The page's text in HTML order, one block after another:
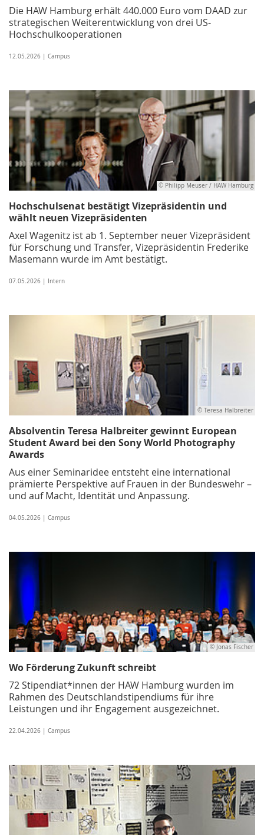
Die HAW Hamburg erhält 440.000 Euro vom DAAD zur
strategischen Weiterentwicklung von drei US-
Hochschulkooperationen
12.05.2026 | Campus
© Philipp Meuser / HAW Hamburg
Hochschulsenat bestätigt Vizepräsidentin und
wählt neuen Vizepräsidenten
Axel Wagenitz ist ab 1. September neuer Vizepräsident
für Forschung und Transfer, Vizepräsidentin Frederike
Masemann wurde im Amt bestätigt.
07.05.2026 | Intern
© Teresa Halbreiter
Absolventin Teresa Halbreiter gewinnt European
Student Award bei den Sony World Photography
Awards
Aus einer Seminaridee entsteht eine international
prämierte Perspektive auf Frauen in der Bundeswehr –
und auf Macht, Identität und Anpassung.
04.05.2026 | Campus
© Jonas Fischer
Wo Förderung Zukunft schreibt
72 Stipendiat*innen der HAW Hamburg wurden im
Rahmen des Deutschlandstipendiums für ihre
Leistungen und ihr Engagement ausgezeichnet.
22.04.2026 | Campus